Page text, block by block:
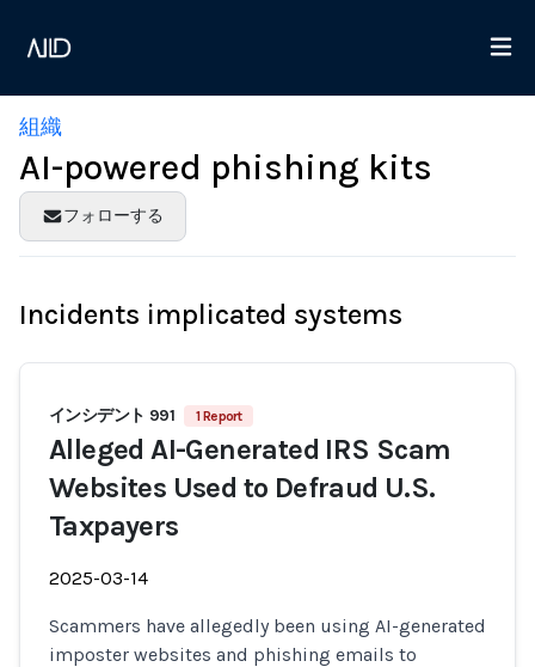
組織
AI-powered phishing kits
フォローする
Incidents implicated systems
インシデント 991 1 Report
Alleged AI-Generated IRS Scam
Websites Used to Defraud U.S.
Taxpayers
2025-03-14
Scammers have allegedly been using AI-generated
imposter websites and phishing emails to